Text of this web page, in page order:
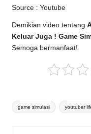
Source : Youtube
Demikian video tentang
Keluar Juga ! Game
Semoga bermanfaat!
Tags:
game simulasi youtuber